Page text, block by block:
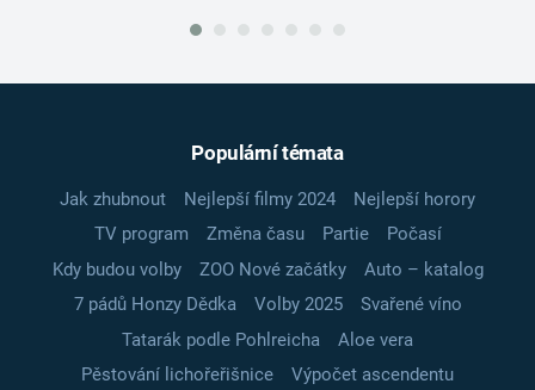
Populární témata
Jak zhubnout Nejlepší filmy 2024
Nejlepší horory
TV program
Změna času Partie
Počasí
Kdy budou volby
ZOO Nové začátky
Auto – katalog
7 pádů Honzy Dědka
Volby 2025
Svařené víno
Tatarák podle Pohlreicha
Aloe vera
Pěstování lichořeřišnice
Výpočet ascendentu